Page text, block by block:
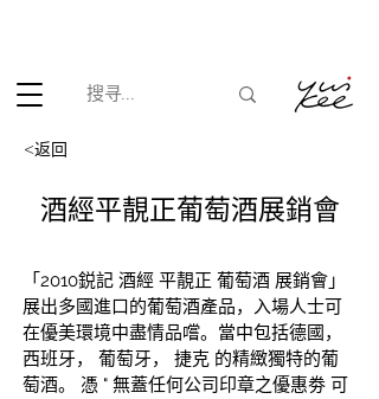
<返回
酒經平靚正葡萄酒展銷會
「2010鋭記 酒經 平靚正 葡萄酒 展銷會」
展出多國進口的葡萄酒產品，入場人士可
在優美環境中盡情品嚐。當中包括德國，
西班牙， 葡萄牙， 捷克 的精緻獨特的葡
萄酒。 憑 " 無蓋任何公司印章之優惠劵 可